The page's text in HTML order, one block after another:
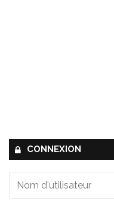
CONNEXION